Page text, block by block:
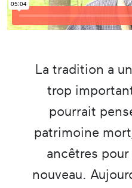
La tradition a
trop
pourrait
patrimoine
ancêtres
nouveau.